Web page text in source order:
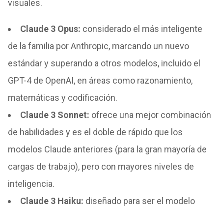
visuales.
Claude 3 Opus: considerado el más inteligente
de la familia por Anthropic, marcando un nuevo
estándar y superando a otros modelos, incluido el
GPT-4 de OpenAI, en áreas como razonamiento,
matemáticas y codificación.
Claude 3 Sonnet: ofrece una mejor combinación
de habilidades y es el doble de rápido que los
modelos Claude anteriores (para la gran mayoría de
cargas de trabajo), pero con mayores niveles de
inteligencia.
Claude 3 Haiku: diseñado para ser el modelo